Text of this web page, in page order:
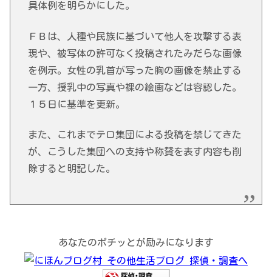
具体例を明らかにした。
ＦＢは、人種や民族に基づいて他人を攻撃する表
現や、被写体の許可なく投稿されたみだらな画像
を例示。女性の乳首が写った胸の画像を禁止する
一方、授乳中の写真や裸の絵画などは容認した。
１５日に基準を更新。
また、これまでテロ集団による投稿を禁じてきた
が、こうした集団への支持や称賛を表す内容も削
除すると明記した。
あなたのポチッとが励みになります